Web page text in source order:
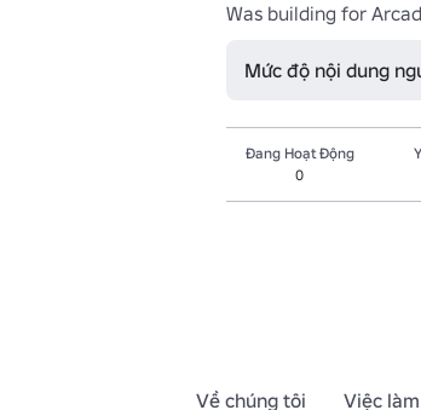
Was building for
Mức độ nội dung
Đang Hoạt Động
0
Về chúng tôi Việc làm